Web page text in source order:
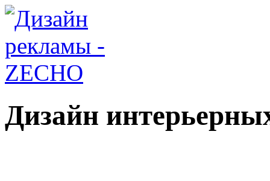
Дизайн